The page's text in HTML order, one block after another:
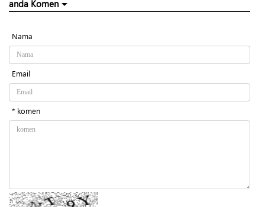
anda Komen
Nama
Email
* komen